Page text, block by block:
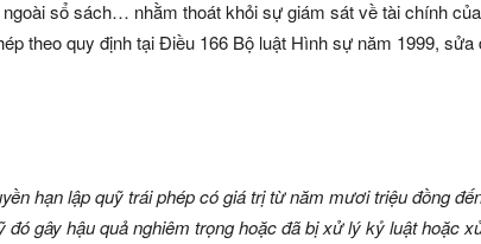
sổ sách… nhằm thoát khỏi sự giám sát về tài chính
theo quy định tại Điều 166 Bộ luật Hình sự năm 1999, sửa
hạn lập quỹ trái phép có giá trị từ năm mươi triệu đồng
gây hậu quả nghiêm trọng hoặc đã bị xử lý kỷ luật hoặc